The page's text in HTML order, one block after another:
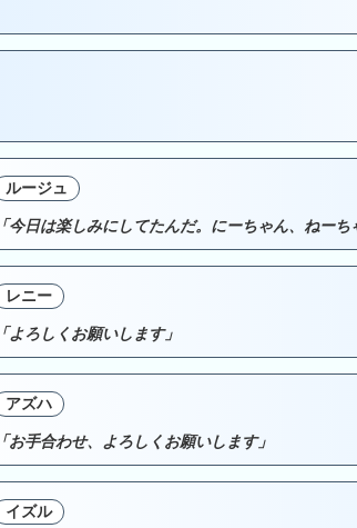
ルージュ
「今日は楽しみにしてたんだ。にーちゃん、ねーち
レニー
「よろしくお願いします」
アズハ
「お手合わせ、よろしくお願いします」
イズル